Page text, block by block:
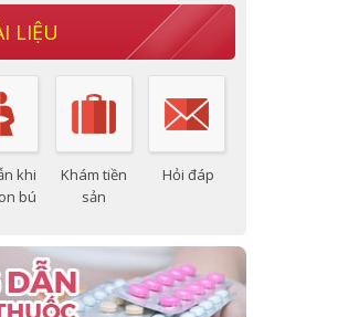
LIỆU
khi
bú
Khám tiền
sản
Hỏi đáp